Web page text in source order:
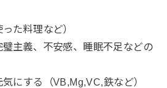
た料理など）
璧主義、不安感、睡眠不足などの
にする（VB,Mg,VC,鉄など）